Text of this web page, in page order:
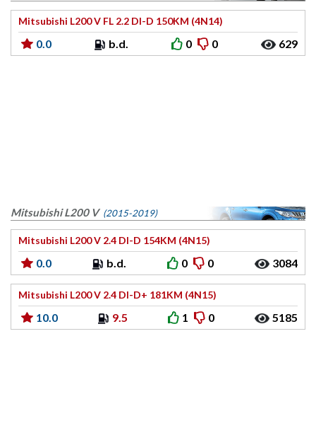
Mitsubishi L200 V FL 2.2 DI-D 150KM (4N14)
0.0 b.d. 0 0 629
Mitsubishi L200 V (2015-2019)
Mitsubishi L200 V 2.4 DI-D 154KM (4N15)
0.0 b.d. 0 0 3084
Mitsubishi L200 V 2.4 DI-D+ 181KM (4N15)
10.0 9.5 1 0 5185